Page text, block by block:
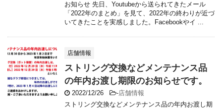
お知らせ 先日、Youtubeから送られてきたメール
「2022年のまとめ」を見て、2022年の終わりが近づ
いてきたことを実感しました。Facebookやイ ...
店舗情報
ストリング交換などメンテナンス品
の年内お渡し期限のお知らせです。
2022/12/26 -店舗情報
ストリング交換などメンテナンス品の年内お渡し期